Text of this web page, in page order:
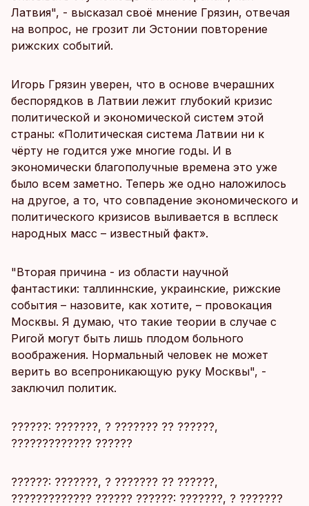
Латвия", - высказал своё мнение Грязин, отвечая
на вопрос, не грозит ли Эстонии повторение
рижских событий.
Игорь Грязин уверен, что в основе вчерашних
беспорядков в Латвии лежит глубокий кризис
политической и экономической систем этой
страны: «Политическая система Латвии ни к
чёрту не годится уже многие годы. И в
экономически благополучные времена это уже
было всем заметно. Теперь же одно наложилось
на другое, а то, что совпадение экономического и
политического кризисов выливается в всплеск
народных масс – известный факт».
"Вторая причина - из области научной
фантастики: таллиннские, украинские, рижские
события – назовите, как хотите, – провокация
Москвы. Я думаю, что такие теории в случае с
Ригой могут быть лишь плодом больного
воображения. Нормальный человек не может
верить во всепроникающую руку Москвы", -
заключил политик.
??????: ???????, ? ??????? ?? ??????,
????????????? ??????
??????: ???????, ? ??????? ?? ??????,
????????????? ?????? ??????: ???????, ? ???????